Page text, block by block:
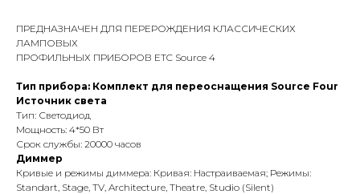
ПРЕДНАЗНАЧЕН ДЛЯ ПЕРЕРОЖДЕНИЯ КЛАССИЧЕСКИХ
ЛАМПОВЫХ
ПРОФИЛЬНЫХ ПРИБОРОВ ETC Source 4
Тип прибора: Комплект для переоснащения Source Four
Источник света
Тип: Светодиод
Мощность: 4*50 Вт
Срок службы: 20000 часов
Диммер
Кривые и режимы диммера: Кривая: Настраиваемая; Режимы:
Standart, Stage, TV, Architecture, Theatre, Studio (Silent)